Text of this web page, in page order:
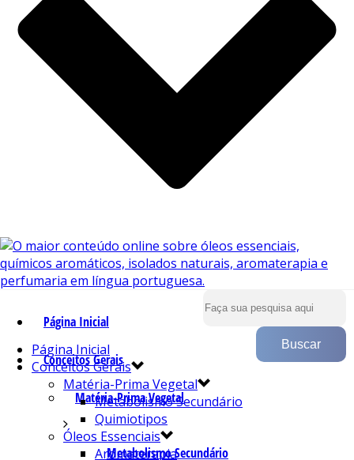
Página Inicial
Conceitos Gerais
Matéria-Prima Vegetal
Metabolismo Secundário
Página Inicial
Conceitos Gerais
Matéria-Prima Vegetal
Metabolismo Secundário
Quimiotipos
Óleos Essenciais
Aromaterapia